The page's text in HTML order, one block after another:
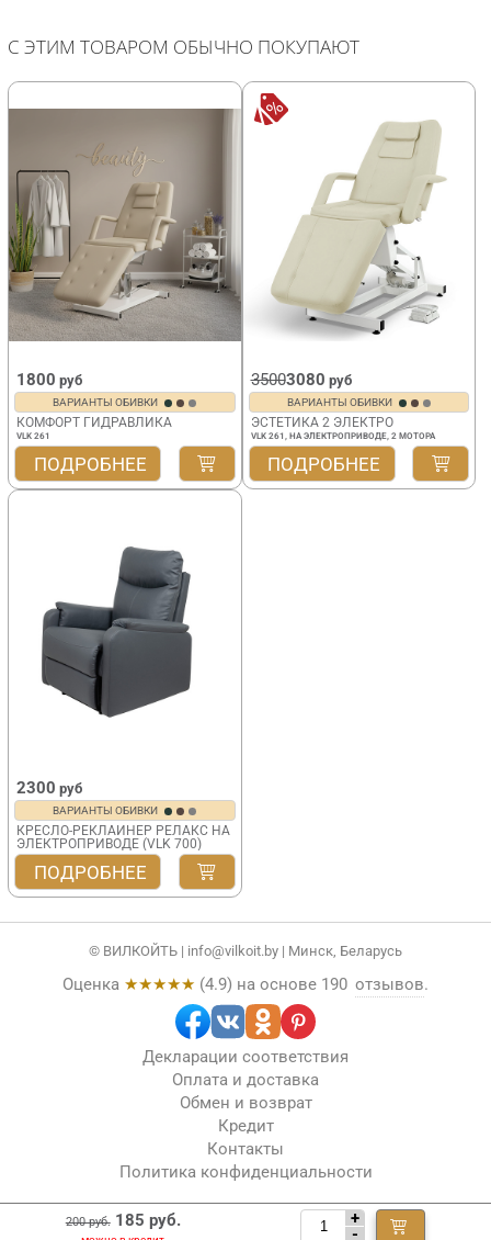
200 руб. 185 руб.
+
-
С ЭТИМ ТОВАРОМ ОБЫЧНО ПОКУПАЮТ
1800 руб
ВАРИАНТЫ ОБИВКИ
КОМФОРТ ГИДРАВЛИКА
VLK 261
ПОДРОБНЕЕ
35003080 руб
ВАРИАНТЫ ОБИВКИ
ЭСТЕТИКА 2 ЭЛЕКТРО
VLK 261, НА ЭЛЕКТРОПРИВОДЕ, 2 МОТОРА
ПОДРОБНЕЕ
2300 руб
ВАРИАНТЫ ОБИВКИ
КРЕСЛО-РЕКЛАЙНЕР РЕЛАКС НА
ЭЛЕКТРОПРИВОДЕ (VLK 700)
ПОДРОБНЕЕ
© ВИЛКОЙТЬ | info@vilkoit.by | Минск, Беларусь
Оценка ★★★★★ (4.9) на основе 190 отзывов.
Декларации соответствия
Оплата и доставка
Обмен и возврат
Кредит
Контакты
Политика конфиденциальности